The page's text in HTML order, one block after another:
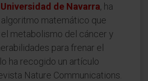
de Navarra, ha
matemático que
metabolismo del cáncer y
para frenar el
ha recogido un artículo
Nature Communications.